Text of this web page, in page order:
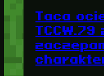
Taca
TCCW.79